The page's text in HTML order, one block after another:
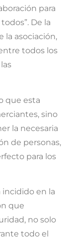
para
De la
la asociación,
todos los
que esta
sino
la necesaria
de personas,
para los
incidido en la
que
no solo
todo el